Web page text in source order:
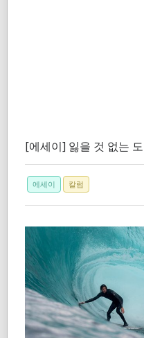
[에세이] 잃을 것 없는
에세이 칼럼